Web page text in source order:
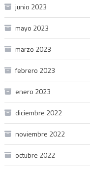
junio 2023
mayo 2023
marzo 2023
febrero 2023
enero 2023
diciembre 2022
noviembre 2022
octubre 2022